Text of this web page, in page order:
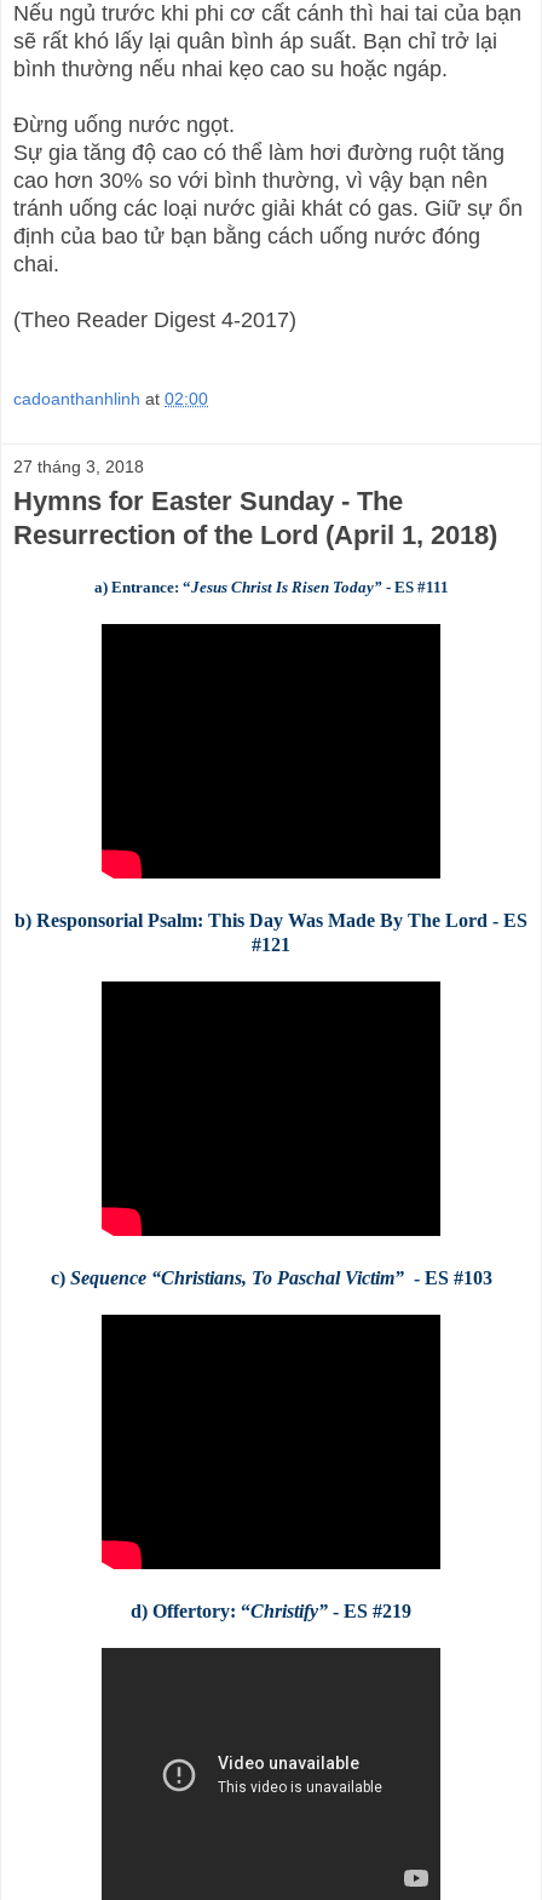
Nếu ngủ trước khi phi cơ cất cánh thì hai tai của bạn
sẽ rất khó lấy lại quân bình áp suất. Bạn chỉ trở lại
bình thường nếu nhai kẹo cao su hoặc ngáp.
Đừng uống nước ngọt.
Sự gia tăng độ cao có thể làm hơi đường ruột tăng
cao hơn 30% so với bình thường, vì vậy bạn nên
tránh uống các loại nước giải khát có gas. Giữ sự ổn
định của bao tử bạn bằng cách uống nước đóng
chai.
(Theo Reader Digest 4-2017)
cadoanthanhlinh at 02:00
27 tháng 3, 2018
Hymns for Easter Sunday - The
Resurrection of the Lord (April 1, 2018)
a) Entrance: “Jesus Christ Is Risen Today”- ES #111
b) Responsorial Psalm: This Day Was Made By The Lord - ES
#121
c) Sequence “Christians, To Paschal Victim” - ES #103
d) Offertory: “Christify” - ES #219